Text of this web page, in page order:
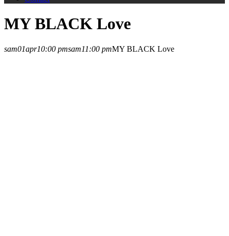
MY BLACK Love
sam01apr10:00 pmsam11:00 pmMY BLACK Love